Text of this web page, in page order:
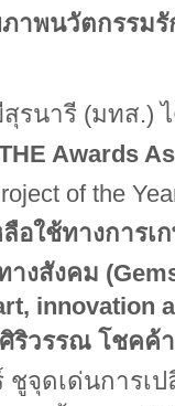
าพนวัตกรรมรั
นารี (มทส.) ไ
Awards
of the
ใช้ทางการเ
งสังคม
innovation
ริวรรณ โชคค้า
จุดเด่นการเ